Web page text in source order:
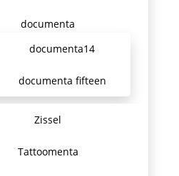
documenta
documenta14
documenta fifteen
Zissel
Tattoomenta